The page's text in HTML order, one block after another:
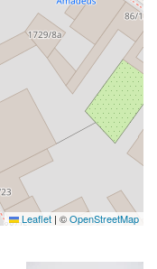
Leaflet | ©OpenStreetMap